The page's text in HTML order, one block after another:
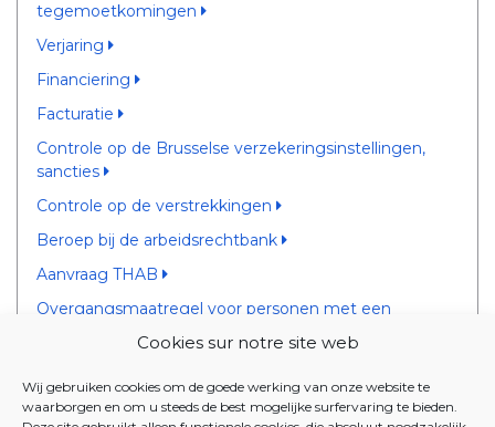
Cookies sur notre site web
Wij gebruiken cookies om de goede werking van onze website te
waarborgen en om u steeds de best mogelijke surfervaring te bieden.
tegemoetkomingen
Verjaring
Financiering
Facturatie
Controle op de Brusselse verzekeringsinstellingen,
sancties
Controle op de verstrekkingen
Beroep bij de arbeidsrechtbank
Aanvraag THAB
Overgangsmaatregel voor personen met een
VERWERKING VAN